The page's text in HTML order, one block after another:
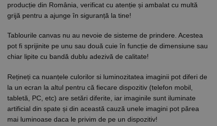
producție din România, verificat cu atenție și ambalat cu multă
grijă pentru a ajunge în siguranță la tine!
Tablourile canvas nu au nevoie de sisteme de prindere. Acestea
pot fi sprijinite pe unu sau două cuie în funcție de dimensiune sau
chiar lipite cu bandă dublu adezivă de calitate!
Rețineți ca nuanțele culorilor si luminozitatea imaginii pot diferi de
la un ecran la altul pentru că fiecare dispozitiv (telefon mobil,
tabletă, PC, etc) are setări diferite, iar imaginile sunt iluminate
artificial din spate și din această cauză unele imagini pot părea
mai luminoase daca le privim de pe un dispozitiv!